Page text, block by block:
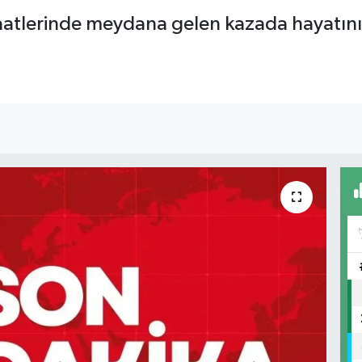
meydana gelen kazada